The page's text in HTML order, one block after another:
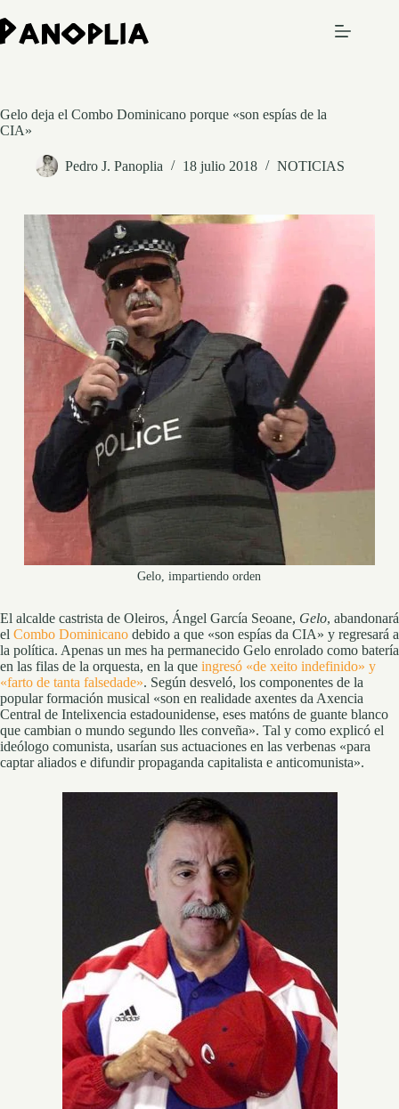
al
contenido
Gelo deja el Combo Dominicano porque «son espías de la
CIA»
Pedro J. Panoplia 18 julio 2018 NOTICIAS
Gelo, impartiendo orden
El alcalde castrista de Oleiros, Ángel García Seoane, Gelo, abandonará
el Combo Dominicano debido a que «son espías da CIA» y regresará a
la política. Apenas un mes ha permanecido Gelo enrolado como batería
en las filas de la orquesta, en la que ingresó «de xeito indefinido» y
«farto de tanta falsedade». Según desveló, los componentes de la
popular formación musical «son en realidade axentes da Axencia
Central de Intelixencia estadounidense, eses matóns de guante blanco
que cambian o mundo segundo lles conveña». Tal y como explicó el
ideólogo comunista, usarían sus actuaciones en las verbenas «para
captar aliados e difundir propaganda capitalista e anticomunista».